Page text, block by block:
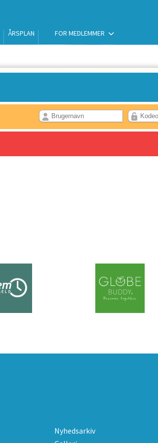
ÅRSPLAN FOR MEDLEMMER
Nyhedsarkiv